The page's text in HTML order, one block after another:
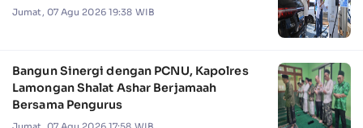
Jumat, 07 Agu 2026 19:38 WIB
Bangun Sinergi dengan PCNU, Kapolres
Lamongan Shalat Ashar Berjamaah
Bersama Pengurus